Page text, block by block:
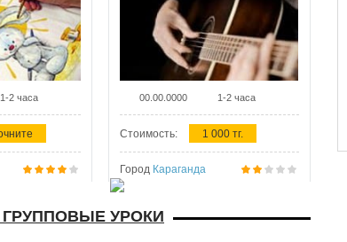
1-2 часа 00.00.0000 1-2 часа
Стоимость: 1 000 тг.
Город Караганда
УРОКИ